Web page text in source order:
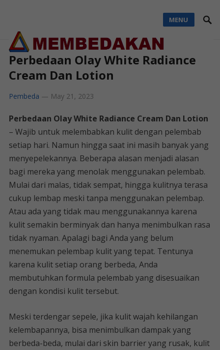
MENU
Perbedaan Olay White Radiance
Cream Dan Lotion
Pembeda — May 21, 2023
Perbedaan Olay White Radiance Cream Dan Lotion
– Wajib untuk melembabkan kulit dengan pelembab
setiap hari. Namun hingga saat ini masih banyak yang
menyepelekannya. Beberapa alasan menjadi alasan
bagi mereka yang menolak menggunakan pelembab.
Mulai dari malas, tidak sempat, hingga kulitnya terasa
cukup lembap meski tanpa menggunakan pelembap.
Atau ada yang tidak mau menggunakannya karena
kulit semakin berminyak dan hanya menimbulkan rasa
tidak nyaman. Apalagi bagi Anda yang belum
menemukan pelembap kulit yang tepat. Tentunya
karena kulit setiap orang berbeda, Anda
membutuhkan formula pelembab yang disesuaikan
dengan kondisi kulit tersebut.
Meski terdengar sepele, jika kulit wajah kehilangan
kelembapannya, bisa menimbulkan dampak yang
berbeda-beda, mulai dari skin barrier yang rusak, kulit